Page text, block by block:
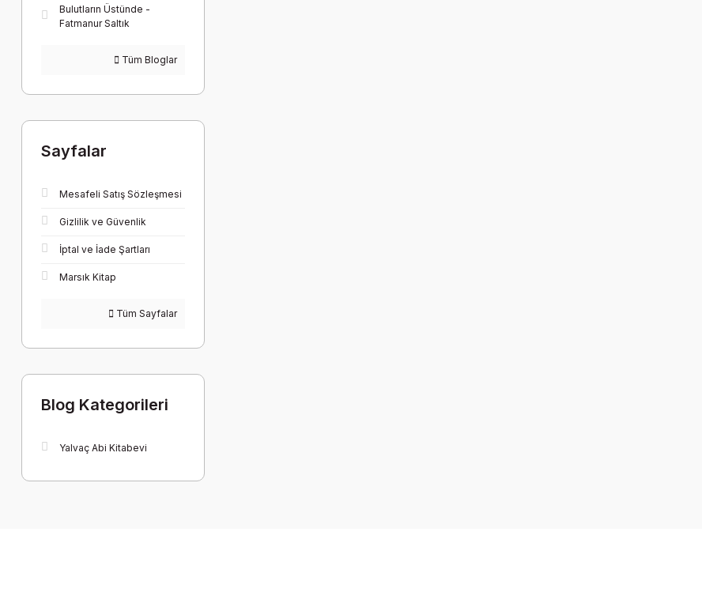
Bulutların Üstünde -
Fatmanur Saltık
Tüm Bloglar
Sayfalar
Mesafeli Satış Sözleşmesi
Gizlilik ve Güvenlik
İptal ve İade Şartları
Marsık Kitap
Tüm Sayfalar
Blog Kategorileri
Yalvaç Abi Kitabevi